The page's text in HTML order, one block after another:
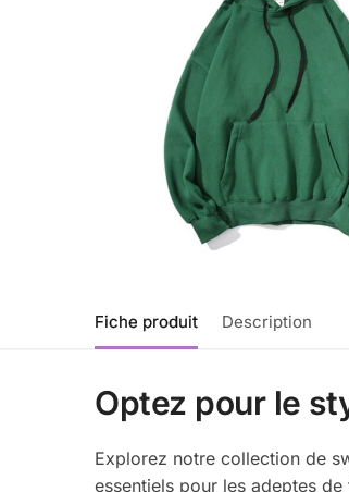
Fiche produit Description
Optez pour le
Explorez notre collection de
essentiels pour les adeptes